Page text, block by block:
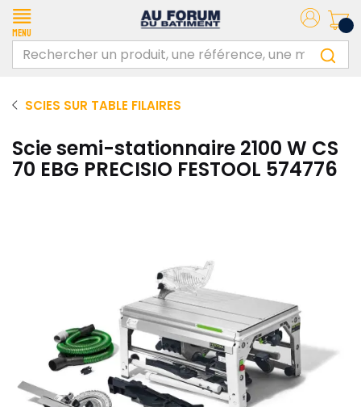
Menu
SCIES SUR TABLE FILAIRES
Scie semi-stationnaire 2100 W CS
70 EBG PRECISIO FESTOOL 574776